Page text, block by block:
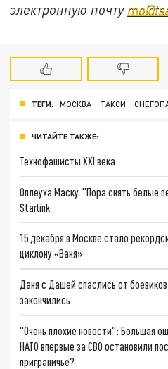
электронную почту
ТЕГИ: МОСКВА ТАКСИ
ЧИТАЙТЕ ТАКЖЕ:
Технофашисты XXI века
Оплеуха Маску. "Пора снять белые
Starlink
15 декабря в Москве стало
циклону «Ваня»
Даня с Дашей спаслись от
закончились
"Очень плохие новости": Большая
НАТО впервые за СВО остановили
приграничье?